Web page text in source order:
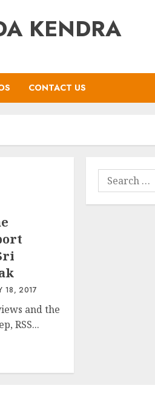
KENDRA
CONTACT US
18, 2017
and the
RSS...
Search
for: